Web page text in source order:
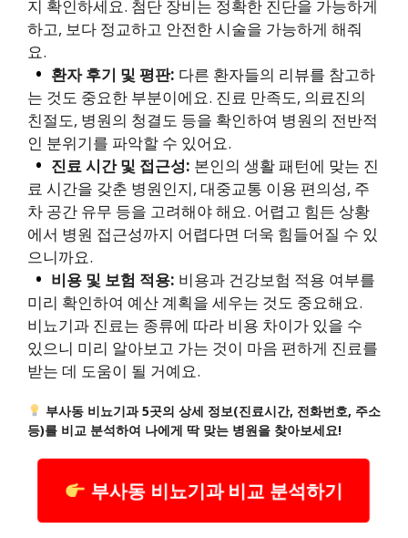
지 확인하세요. 첨단 장비는 정확한 진단을 가능하게
하고, 보다 정교하고 안전한 시술을 가능하게 해줘
요.
환자 후기 및 평판: 다른 환자들의 리뷰를 참고하
는 것도 중요한 부분이에요. 진료 만족도, 의료진의
친절도, 병원의 청결도 등을 확인하여 병원의 전반적
인 분위기를 파악할 수 있어요.
진료 시간 및 접근성: 본인의 생활 패턴에 맞는 진
료 시간을 갖춘 병원인지, 대중교통 이용 편의성, 주
차 공간 유무 등을 고려해야 해요. 어렵고 힘든 상황
에서 병원 접근성까지 어렵다면 더욱 힘들어질 수 있
으니까요.
비용 및 보험 적용: 비용과 건강보험 적용 여부를
미리 확인하여 예산 계획을 세우는 것도 중요해요.
비뇨기과 진료는 종류에 따라 비용 차이가 있을 수
있으니 미리 알아보고 가는 것이 마음 편하게 진료를
받는 데 도움이 될 거예요.
부사동 비뇨기과 5곳의 상세 정보(진료시간, 전화번호, 주소
등)를 비교 분석하여 나에게 딱 맞는 병원을 찾아보세요!
부사동 비뇨기과 비교 분석하기